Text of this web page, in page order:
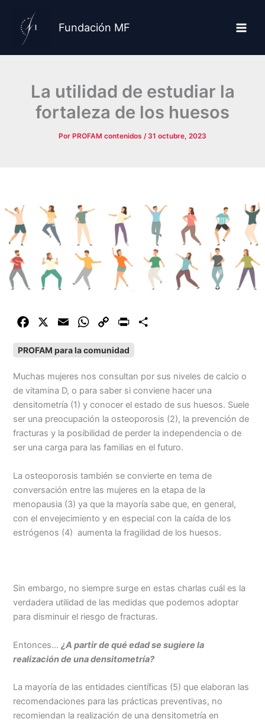
contenido
Fundación MF
La utilidad de estudiar la
fortaleza de los huesos
Por PROFAM contenidos / 31 octubre, 2023
c
o
o
k
a
W
a
p
p
C
p
n
k
r
t
i
r
PROFAM para la comunidad
Muchas mujeres nos consultan por sus niveles de calcio o
de vitamina D, o para saber si conviene hacer una
densitometría (1) y conocer el estado de sus huesos. Suele
ser una preocupación laosteoporosis (2), la prevención de
fracturas y la posibilidad de perder la independencia o de
ser una carga para las familias en el futuro.
La osteoporosis también se convierte en tema de
conversación entre las mujeres en la etapa de la
menopausia (3) ya que la mayoría sabe que, en general,
con el envejecimiento y en especial con la caída de los
estrógenos (4) aumenta la fragilidad de los huesos.
Sin embargo, no siempre surge en estas charlas cuál es la
verdadera utilidad de las medidas que podemos adoptar
para disminuir el riesgo de fracturas.
Entonces… ¿A partir de qué edad se sugiere la
realización de una densitometría?
La mayoría de lasentidades científicas (5) que elaboran las
recomendaciones para las prácticas preventivas, no
recomiendan la realización de una densitometría en